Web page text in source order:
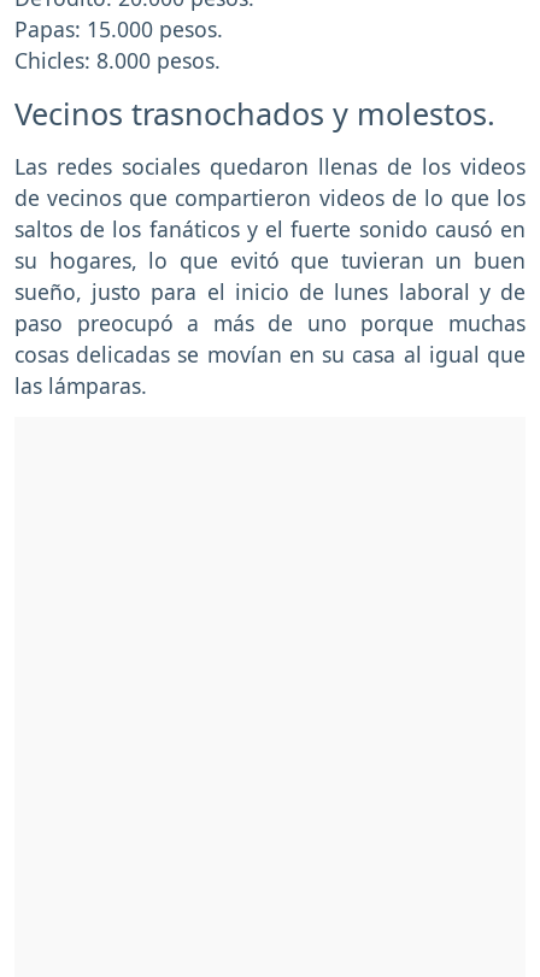
Papas: 15.000 pesos.
Chicles: 8.000 pesos.
Vecinos trasnochados y molestos.
Las redes sociales quedaron llenas de los videos
de vecinos que compartieron videos de lo que los
saltos de los fanáticos y el fuerte sonido causó en
su hogares, lo que evitó que tuvieran un buen
sueño, justo para el inicio de lunes laboral y de
paso preocupó a más de uno porque muchas
cosas delicadas se movían en su casa al igual que
las lámparas.